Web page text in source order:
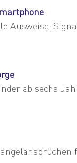
Ausweise,
ab sechs